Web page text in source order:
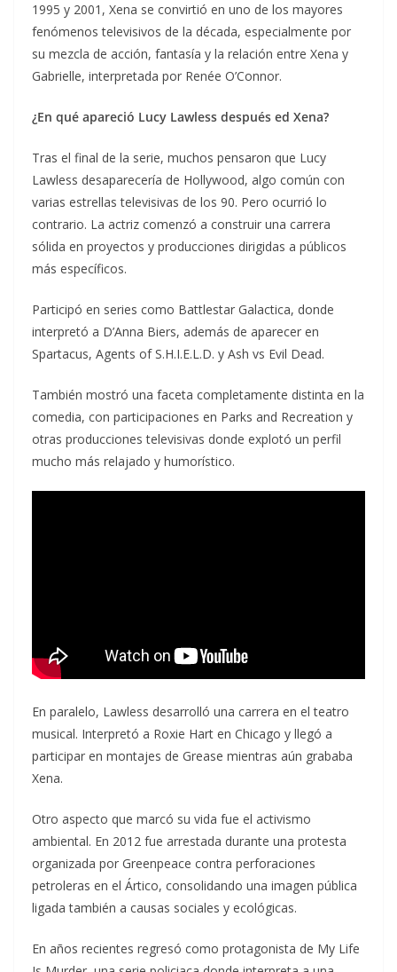
1995 y 2001, Xena se convirtió en uno de los mayores
fenómenos televisivos de la década, especialmente por
su mezcla de acción, fantasía y la relación entre Xena y
Gabrielle, interpretada por Renée O’Connor.
¿En qué apareció Lucy Lawless después ed Xena?
Tras el final de la serie, muchos pensaron que Lucy
Lawless desaparecería de Hollywood, algo común con
varias estrellas televisivas de los 90. Pero ocurrió lo
contrario. La actriz comenzó a construir una carrera
sólida en proyectos y producciones dirigidas a públicos
más específicos.
Participó en series como Battlestar Galactica, donde
interpretó a D’Anna Biers, además de aparecer en
Spartacus, Agents of S.H.I.E.L.D. y Ash vs Evil Dead.
También mostró una faceta completamente distinta en la
comedia, con participaciones en Parks and Recreation y
otras producciones televisivas donde explotó un perfil
mucho más relajado y humorístico.
En paralelo, Lawless desarrolló una carrera en el teatro
musical. Interpretó a Roxie Hart en Chicago y llegó a
participar en montajes de Grease mientras aún grababa
Xena.
Otro aspecto que marcó su vida fue el activismo
ambiental. En 2012 fue arrestada durante una protesta
organizada por Greenpeace contra perforaciones
petroleras en el Ártico, consolidando una imagen pública
ligada también a causas sociales y ecológicas.
En años recientes regresó como protagonista de My Life